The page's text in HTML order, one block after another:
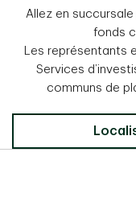
Allez en
fonds
Les représentants
Services
communs de